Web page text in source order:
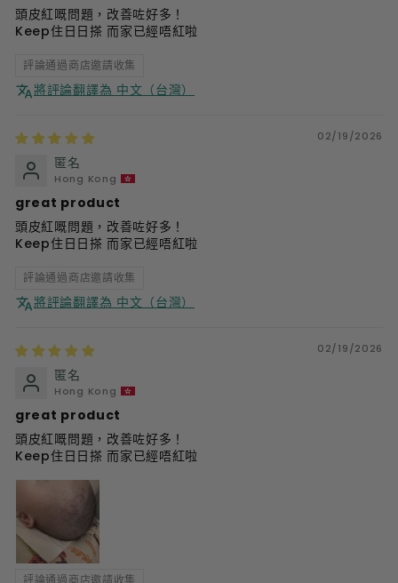
頭皮紅嘅問題，改善咗好多！
Keep住日日搽 而家已經唔紅啦
評論通過商店邀請收集
將評論翻譯為 中文（台灣）
02/19/2026
匿名
Hong Kong
great product
頭皮紅嘅問題，改善咗好多！
Keep住日日搽 而家已經唔紅啦
評論通過商店邀請收集
將評論翻譯為 中文（台灣）
02/19/2026
匿名
Hong Kong
great product
頭皮紅嘅問題，改善咗好多！
Keep住日日搽 而家已經唔紅啦
評論通過商店邀請收集